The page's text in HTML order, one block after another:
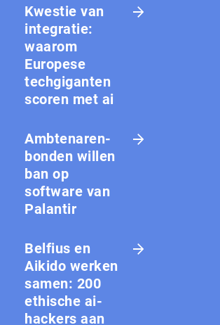
Kwestie van
integratie:
waarom
Europese
techgiganten
scoren met ai
Amb­te­na­ren­
bon­den willen
ban op
software van
Palantir
Belfius en
Aikido werken
samen: 200
ethische ai-
hackers aan